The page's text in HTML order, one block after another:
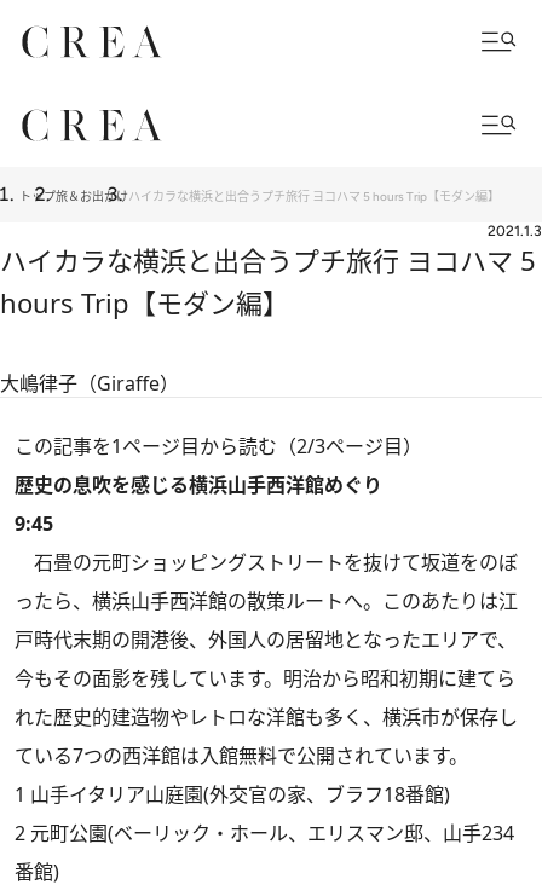
トップ旅＆お出かけハイカラな横浜と出合うプチ旅行 ヨコハマ 5 hours Trip【モダン編】
2021.1.3
ハイカラな横浜と出合うプチ旅行 ヨコハマ 5
hours Trip【モダン編】
大嶋律子（Giraffe）
この記事を1ページ目から読む（2/3ページ目）
歴史の息吹を感じる横浜山手西洋館めぐり
9:45
石畳の元町ショッピングストリートを抜けて坂道をのぼ
ったら、横浜山手西洋館の散策ルートへ。このあたりは江
戸時代末期の開港後、外国人の居留地となったエリアで、
今もその面影を残しています。明治から昭和初期に建てら
れた歴史的建造物やレトロな洋館も多く、横浜市が保存し
ている7つの西洋館は入館無料で公開されています。
1 山手イタリア山庭園(外交官の家、ブラフ18番館)
2 元町公園(ベーリック・ホール、エリスマン邸、山手234
番館)